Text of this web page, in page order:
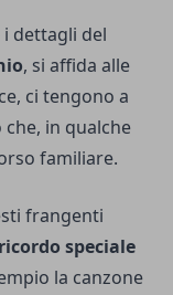
i dettagli del
, si affida alle
ci tengono a
in qualche
familiare.
frangenti
ricordo speciale
la canzone